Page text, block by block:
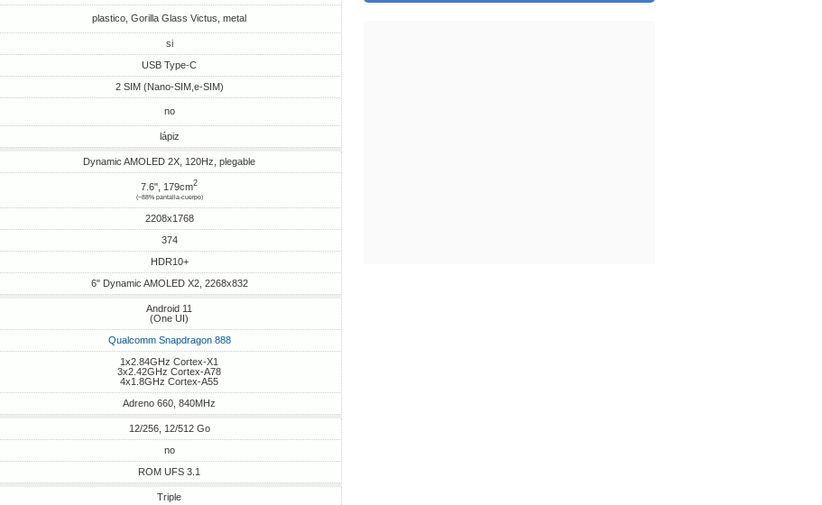
plastico, Gorilla Glass Victus, metal
si
USB Type-C
2 SIM (Nano-SIM,e-SIM)
no
lápiz
Dynamic AMOLED 2X, 120Hz, plegable
7.6", 179cm2
(~88% pantalla-cuerpo)
2208x1768
374
HDR10+
6" Dynamic AMOLED X2, 2268х832
Android 11
(One UI)
Qualcomm Snapdragon 888
1x2.84GHz Cortex-X1
3x2.42GHz Cortex-A78
4x1.8GHz Cortex-A55
Adreno 660, 840MHz
12/256, 12/512 Go
no
ROM UFS 3.1
Triple